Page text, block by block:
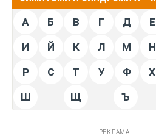
А Б В Г Д Е
И Й К Л М Н
Р С Т У Ф Х
Ш Щ Ъ
РЕКЛАМА